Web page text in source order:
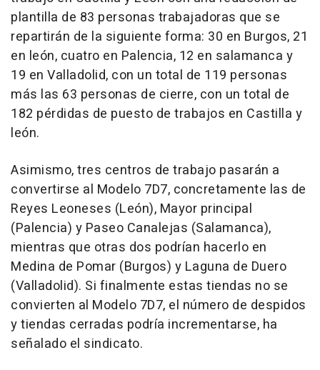
plantilla de 83 personas trabajadoras que se
repartirán de la siguiente forma: 30 en Burgos, 21
en león, cuatro en Palencia, 12 en salamanca y
19 en Valladolid, con un total de 119 personas
más las 63 personas de cierre, con un total de
182 pérdidas de puesto de trabajos en Castilla y
león.
Asimismo, tres centros de trabajo pasarán a
convertirse al Modelo 7D7, concretamente las de
Reyes Leoneses (León), Mayor principal
(Palencia) y Paseo Canalejas (Salamanca),
mientras que otras dos podrían hacerlo en
Medina de Pomar (Burgos) y Laguna de Duero
(Valladolid). Si finalmente estas tiendas no se
convierten al Modelo 7D7, el número de despidos
y tiendas cerradas podría incrementarse, ha
señalado el sindicato.